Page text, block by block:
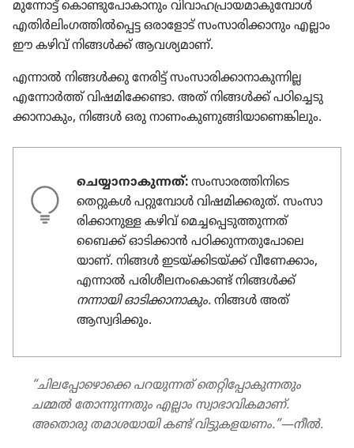
മുന്നോട്ട്‌ കൊണ്ടു​പോ​കാ​നും വിവാ​ഹ​പ്രാ​യ​മാ​കു​മ്പോൾ
എതിർലിം​ഗ​ത്തിൽപ്പെട്ട ഒരാ​ളോട്‌ സംസാ​രി​ക്കാ​നും എല്ലാം
ഈ കഴിവ്‌ നിങ്ങൾക്ക്‌ ആവശ്യ​മാണ്‌.
എന്നാൽ നിങ്ങൾക്കു നേരിട്ട്‌ സംസാ​രി​ക്കാ​നാ​കു​ന്നില്ല
എന്നോർത്ത്‌ വിഷമി​ക്കേണ്ടാ. അത്‌ നിങ്ങൾക്ക്‌ പഠി​ച്ചെ​ടു​
ക്കാ​നാ​കും, നിങ്ങൾ ഒരു നാണം​കു​ണു​ങ്ങി​യാ​ണെ​ങ്കി​ലും.
ചെയ്യാനാകുന്നത്‌:സംസാ​ര​ത്തി​നി​ടെ
തെറ്റുകൾ പറ്റു​മ്പോൾ വിഷമി​ക്ക​രുത്‌. സംസാ​
രി​ക്കാ​നുള്ള കഴിവ്‌ മെച്ച​പ്പെ​ടു​ത്തു​ന്നത്‌
ബൈക്ക്‌ ഓടി​ക്കാൻ പഠിക്കു​ന്ന​തു​പോ​ലെ​
യാണ്‌. നിങ്ങൾ ഇടയ്‌ക്കി​ട​യ്‌ക്ക്‌ വീണേ​ക്കാം,
എന്നാൽ പരിശീ​ല​നം​കൊണ്ട്‌ നിങ്ങൾക്ക്‌
നന്നായി ഓടി​ക്കാ​നാ​കും.നിങ്ങൾ അത്‌
ആസ്വദി​ക്കും.
“ചില​പ്പോ​ഴൊ​ക്കെ പറയു​ന്നത്‌ തെറ്റി​പ്പോ​കു​ന്ന​തും
ചമ്മൽ തോന്നു​ന്ന​തും എല്ലാം സ്വാഭാ​വി​ക​മാണ്‌.
അതൊരു തമാശ​യാ​യി കണ്ട്‌ വിട്ടു​ക​ള​യണം.”—നീൽ.